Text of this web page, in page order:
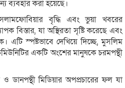
ব্যবহার করা হয়েছে।
বৃদ্ধি এবং ভুয়া খবরের
বিস্তার, যা অস্থিরতা সৃষ্টি করেছে এবং
স্পষ্টভাবে দেখিয়ে দিচ্ছে, মুসলিম
একটি অংশের মানুষকে চরমপন্থী
ডানপন্থী মিডিয়ার অপপ্রচারের ফল যা